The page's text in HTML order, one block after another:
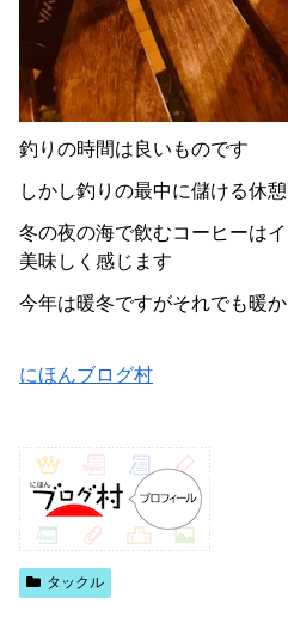
釣りの時間は良いものです
しかし釣りの最中に儲ける休
冬の夜の海で飲むコーヒーは
美味しく感じます
今年は暖冬ですがそれでも暖
にほんブログ村
タックル